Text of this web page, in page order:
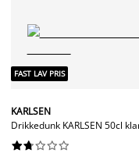
FAST LAV PRIS
KARLSEN
Drikkedunk KARLSEN 50cl





